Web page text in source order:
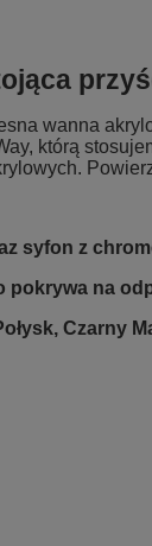
wanna
którą
syfon z
pokrywa na
Czarny